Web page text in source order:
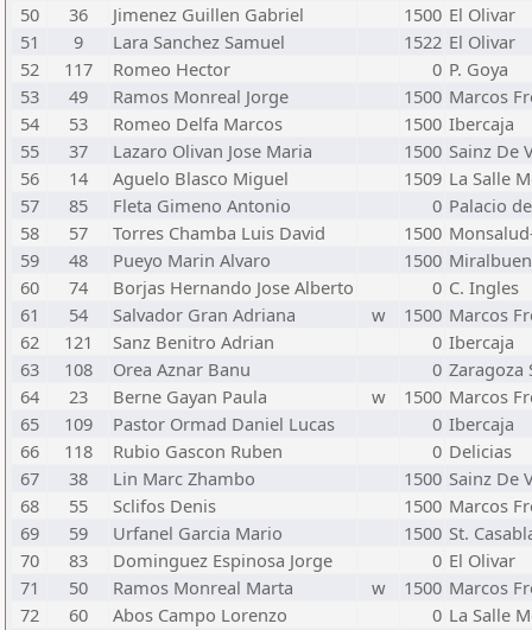
50
36 Jimenez Guillen Gabriel 1500 El Olivar
51
9 Lara Sanchez Samuel 1522 El Olivar
52
117 Romeo Hector 0 P. Goya
53
49 Ramos Monreal Jorge 1500 Marcos
54
53 Romeo Delfa Marcos 1500 Ibercaja
55
37 Lazaro Olivan Jose Maria 1500 Sainz De
56
14 Aguelo Blasco Miguel 1509 La Salle
57
85 Fleta Gimeno Antonio 0 Palacio
58
57 Torres Chamba Luis David 1500
59
48 Pueyo Marin Alvaro 1500
60
74 Borjas Hernando Jose Alberto 0 C. Ingles
61
54 Salvador Gran Adriana w 1500 Marcos
62
121 Sanz Benitro Adrian 0 Ibercaja
63
108 Orea Aznar Banu 0 Zaragoza
64
23 Berne Gayan Paula w 1500 Marcos
65
109 Pastor Ormad Daniel Lucas 0 Ibercaja
66
118 Rubio Gascon Ruben 0 Delicias
67
38 Lin Marc Zhambo 1500 Sainz De
68
55 Sclifos Denis 1500 Marcos
69
59 Urfanel Garcia Mario 1500 St.
70
83 Dominguez Espinosa Jorge 0 El Olivar
71
50 Ramos Monreal Marta w 1500 Marcos
72
60 Abos Campo Lorenzo 0 La Salle